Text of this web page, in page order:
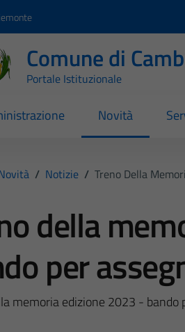
Comune di
Portale Istituzionale
Novità
/ Notizie / Treno Della
della
per
memoria edizione 2023 -